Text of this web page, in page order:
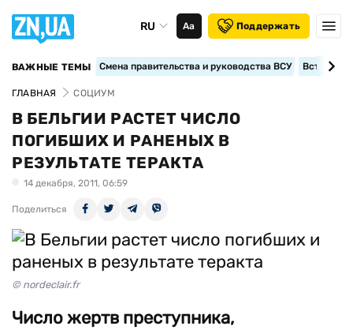
RU Аа Поддержать
ВАЖНЫЕ ТЕМЫ Смена правительства и руководства ВСУ
ГЛАВНАЯ СОЦИУМ
В БЕЛЬГИИ РАСТЕТ ЧИСЛО
ПОГИБШИХ И РАНЕНЫХ В
РЕЗУЛЬТАТЕ ТЕРАКТА
14 декабря, 2011, 06:59
Поделиться
© nordeclair.fr
Число жертв преступника,